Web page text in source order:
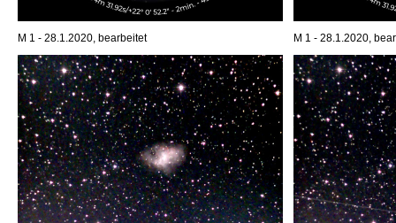
M 1 - 28.1.2020, bearbeitet M 1 - 28.1.2020,